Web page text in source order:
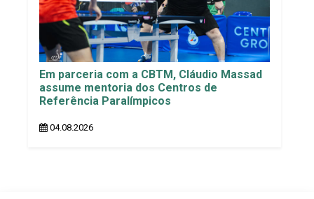
Em parceria com a CBTM, Cláudio Massad
assume mentoria dos Centros de
Referência Paralímpicos
04.08.2026